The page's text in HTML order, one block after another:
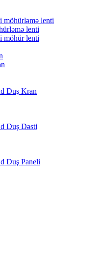
möhürləmə lenti
lenti
möhür lenti
Duş Kran
Duş Dəsti
Duş Paneli